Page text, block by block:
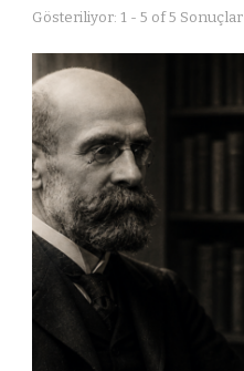
Gösteriliyor: 1 - 5 of 5 Sonuçlar